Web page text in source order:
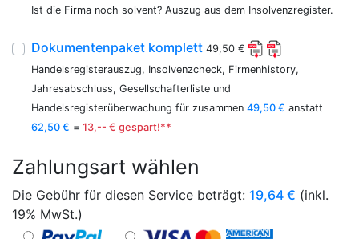
Ist die Firma noch solvent? Auszug aus dem Insolvenzregister.
Dokumentenpaket komplett 49,50 €
Handelsregisterauszug, Insolvenzcheck, Firmenhistory,
Jahresabschluss, Gesellschafterliste und
Handelsregisterüberwachung für zusammen 49,50 € anstatt
62,50 € = 13,-- € gespart!**
Zahlungsart wählen
Die Gebühr für diesen Service beträgt: 19,64 € (inkl.
19% MwSt.)